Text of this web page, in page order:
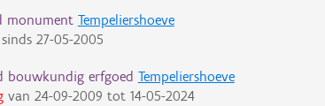
monument Tempeliershoeve
27-05-2005
bouwkundig erfgoed Tempeliershoeve
van 24-09-2009 tot 14-05-2024